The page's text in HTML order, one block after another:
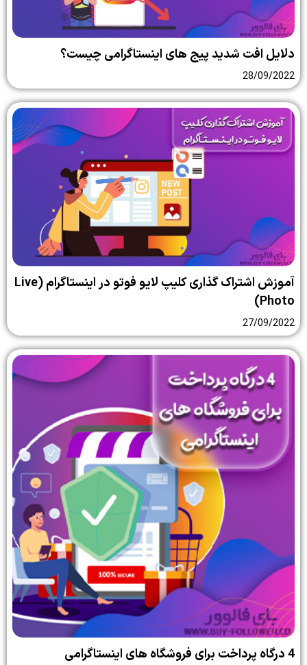
دلایل افت شدید پیج های اینستاگرامی چیست؟
28/09/2022
آموزش اشتراک گذاری کلیپ لایو فوتو در اینستاگرام (Live
Photo)
27/09/2022
4 درگاه پرداخت برای فروشگاه های اینستاگرامی